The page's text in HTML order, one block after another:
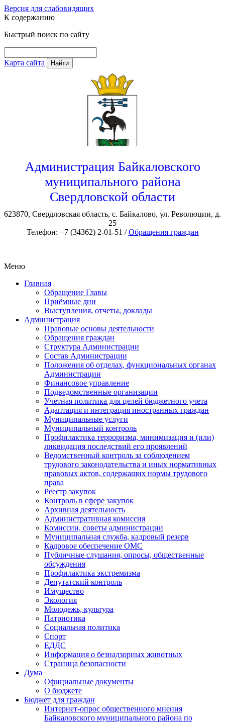
Версия для слабовидящих
К содержанию
Быстрый поиск по сайту
Карта сайта Найти
Администрация Байкаловского
муниципального района
Свердловской области
623870, Свердловская область, с. Байкалово, ул. Революции, д.
25
Телефон: +7 (34362) 2-01-51 /Обращения граждан
Меню
Главная
Обращение Главы
Приёмные дни
Выступления, отчеты, доклады
Администрация
Правовые основы деятельности
Обращения граждан
Структура Администрации
Состав Администрации
Положения об отделах, функциональных органах
Администрации
Финансовое управление
Подведомственные организации
Учетная политика для целей бюджетного учета
Адаптация и интеграция иностранных граждан
Муниципальные услуги
Муниципальный контроль
Профилактика терроризма, минимизация и (или)
ликвидация последствий его проявлений
Ведомственный контроль за соблюдением
трудового законодательства и иных нормативных
правовых актов, содержащих нормы трудового
права
Реестр закупок
Контроль в сфере закупок
Архивная деятельность
Административная комиссия
Комиссии, советы администрации
Муниципальная служба, кадровый резерв
Кадровое обеспечение ОМС
Публичные слушания, опросы, общественные
обсуждения
Профилактика экстремизма
Депутатский контроль
Имущество
Экология
Молодежь, культура
Патриотика
Социальная политика
Спорт
ЕДДС
Информация о безнадзорных животных
Страница безопасности
Дума
Официальные документы
О бюджете
Бюджет для граждан
Интернет-опрос общественного мнения
Байкаловского муниципального района по